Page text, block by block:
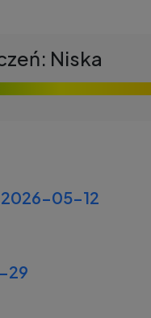
Niska
2026-05-12
29